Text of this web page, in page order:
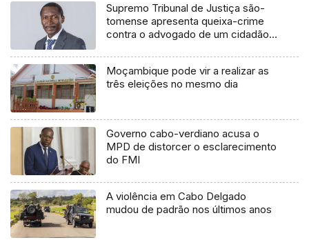
Supremo Tribunal de Justiça são-
tomense apresenta queixa-crime
contra o advogado de um cidadão
Moçambique pode vir a realizar as
três eleições no mesmo dia
Governo cabo-verdiano acusa o
MPD de distorcer o esclarecimento
do FMI
A violência em Cabo Delgado
mudou de padrão nos últimos anos